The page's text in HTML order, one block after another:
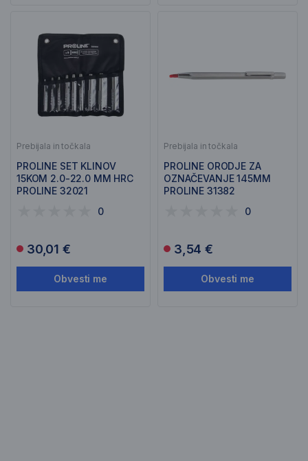
Prebijala in točkala
PROLINE SET KLINOV
15KOM 2.0-22.0 MM HRC
PROLINE 32021
0
30,01 €
Obvesti me
Prebijala in točkala
PROLINE ORODJE ZA
OZNAČEVANJE 145MM
PROLINE 31382
0
3,54 €
Obvesti me